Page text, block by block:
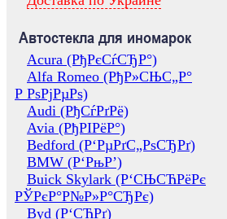
Автостекла для иномарок
Acura (РђРєСѓСЂР°)
Alfa Romeo (РђР»СЊС„Р°
Р РѕРјРµРѕ)
Audi (РђСѓРґРё)
Avia (РђРІРёР°)
Bedford (Р‘РµРґС„РѕСЂРґ)
BMW (Р‘РњР’)
Buick Skylark (Р‘СЊСЋРёРє
РЎРєР°Р№Р»Р°СЂРє)
Byd (Р‘СЋРґ)